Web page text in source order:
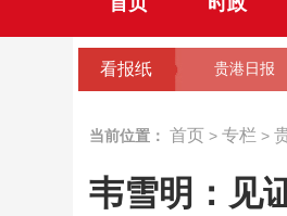
看报纸 贵港日报
当前位置： 首页 > 专栏 >
韦雪明：见